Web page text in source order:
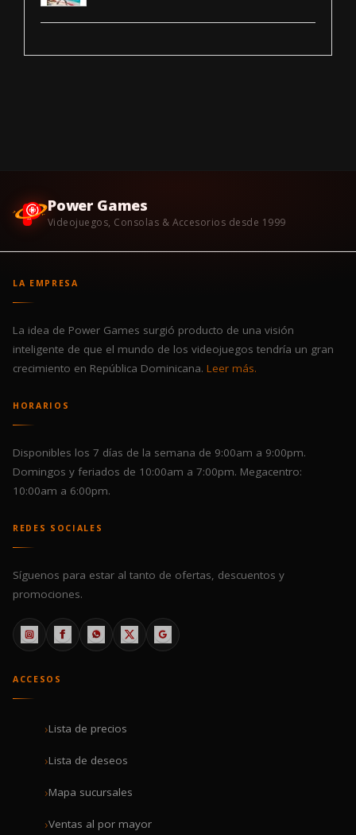
Power Games
Videojuegos, Consolas & Accesorios desde 1999
LA EMPRESA
La idea de Power Games surgió producto de una visión
inteligente de que el mundo de los videojuegos tendría un gran
crecimiento en República Dominicana. Leer más.
HORARIOS
Disponibles los 7 días de la semana de 9:00am a 9:00pm.
Domingos y feriados de 10:00am a 7:00pm. Megacentro:
10:00am a 6:00pm.
REDES SOCIALES
Síguenos para estar al tanto de ofertas, descuentos y
promociones.
ACCESOS
Lista de precios
Lista de deseos
Mapa sucursales
Ventas al por mayor